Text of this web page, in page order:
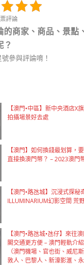
評論
的商家、商品、景點
？
參與評論唷！
【澳門•中區】新中央酒店X
拍攝場景好去處
【澳門】如何換錢最划算，
直接換澳門幣？ – 2023澳門
【澳門•路氹城】沉浸式探
ILLUMINARIUM幻影空間 荒
【澳門•路氹城•氹仔】來往
閣交通更方便 – 澳門輕軌介
（澳門機場、官也街、威尼
敦人、巴黎人、新濠影滙、